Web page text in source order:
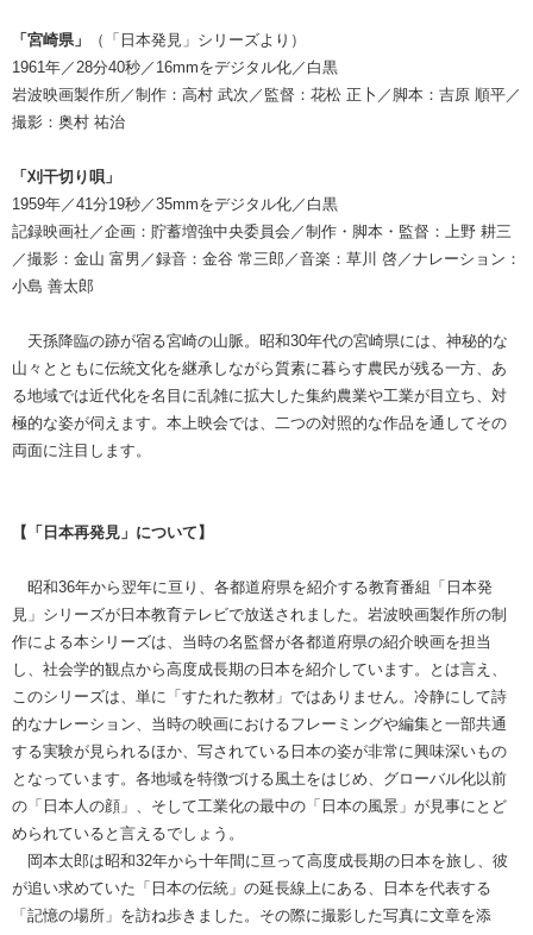
「宮崎県」
（「日本発見」シリーズより）
1961年／28分40秒／16mmをデジタル化／白黒
岩波映画製作所／制作：高村 武次／監督：花松 正卜／脚本：吉原 順平／
撮影：奥村 祐治
「刈干切り唄」
1959年／41分19秒／35mmをデジタル化／白黒
記録映画社／企画：貯蓄増強中央委員会／制作・脚本・監督：上野 耕三
／撮影：金山 富男／録音：金谷 常三郎／音楽：草川 啓／ナレーション：
小島 善太郎
天孫降臨の跡が宿る宮崎の山脈。昭和30年代の宮崎県には、神秘的な
山々とともに伝統文化を継承しながら質素に暮らす農民が残る一方、あ
る地域では近代化を名目に乱雑に拡大した集約農業や工業が目立ち、対
極的な姿が伺えます。本上映会では、二つの対照的な作品を通してその
両面に注目します。
【「日本再発見」について】
昭和36年から翌年に亘り、各都道府県を紹介する教育番組「日本発
見」シリーズが日本教育テレビで放送されました。岩波映画製作所の制
作による本シリーズは、当時の名監督が各都道府県の紹介映画を担当
し、社会学的観点から高度成長期の日本を紹介しています。とは言え、
このシリーズは、単に「すたれた教材」ではありません。冷静にして詩
的なナレーション、当時の映画におけるフレーミングや編集と一部共通
する実験が見られるほか、写されている日本の姿が非常に興味深いもの
となっています。各地域を特徴づける風土をはじめ、グローバル化以前
の「日本人の顔」、そして工業化の最中の「日本の風景」が見事にとど
められていると言えるでしょう。
岡本太郎は昭和32年から十年間に亘って高度成長期の日本を旅し、彼
が追い求めていた「日本の伝統」の延長線上にある、日本を代表する
「記憶の場所」を訪ね歩きました。その際に撮影した写真に文章を添